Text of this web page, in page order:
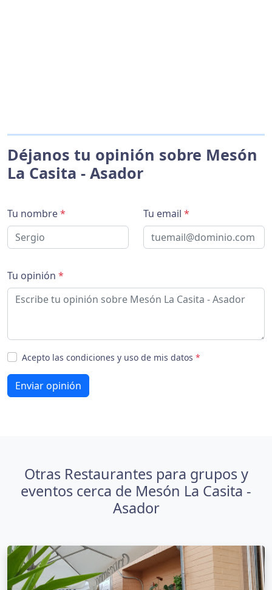
Déjanos tu opinión sobre Mesón
La Casita - Asador
Tu nombre* Tu email *
Tu opinión *
Acepto las condiciones y uso de mis datos *
Enviar opinión
Otras Restaurantes para grupos y
eventos cerca de Mesón La Casita -
Asador